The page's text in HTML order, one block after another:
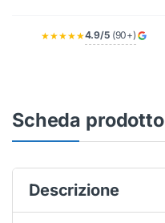
★★★★★4.9/5(90+)
Scheda prodotto
Descrizione